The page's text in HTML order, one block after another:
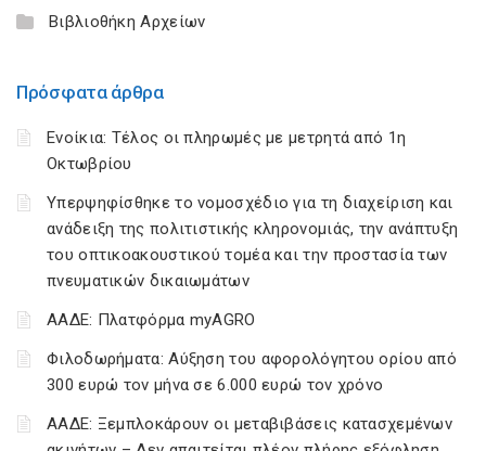
Βιβλιοθήκη Αρχείων
Πρόσφατα άρθρα
Ενοίκια: Τέλος οι πληρωμές με μετρητά από 1η
Οκτωβρίου
Υπερψηφίσθηκε το νομοσχέδιο για τη διαχείριση και
ανάδειξη της πολιτιστικής κληρονομιάς, την ανάπτυξη
του οπτικοακουστικού τομέα και την προστασία των
πνευματικών δικαιωμάτων
ΑΑΔΕ: Πλατφόρμα myAGRO
Φιλοδωρήματα: Αύξηση του αφορολόγητου ορίου από
300 ευρώ τον μήνα σε 6.000 ευρώ τον χρόνο
ΑΑΔΕ: Ξεμπλοκάρουν οι μεταβιβάσεις κατασχεμένων